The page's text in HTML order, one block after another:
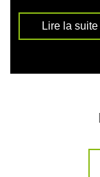
Lire la suite